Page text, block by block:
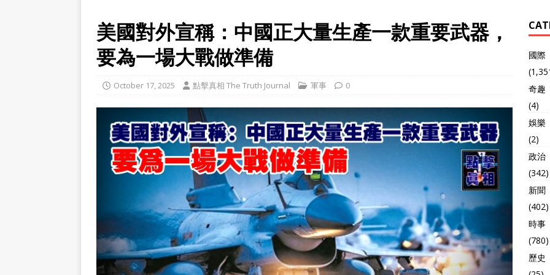
美國對外宣稱：中國正大量生產一款重要武器，
要為一場大戰做準備
October 17, 2025 點擊真相 The Truth Journal 軍事 0
國際
奇趣
(4)
娛樂
(2)
政治
(342)
新聞
(402)
時事
(780)
歷史